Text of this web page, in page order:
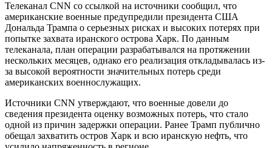
Телеканал CNN со ссылкой на источники сообщил, что
американские военные предупредили президента США
Дональда Трампа о серьезных рисках и высоких потерях при
попытке захвата иранского острова Харк. По данным
телеканала, план операции разрабатывался на протяжении
нескольких месяцев, однако его реализация откладывалась из-
за высокой вероятности значительных потерь среди
американских военнослужащих.
Источники CNN утверждают, что военные довели до
сведения президента оценку возможных потерь, что стало
одной из причин задержки операции. Ранее Трамп публично
обещал захватить остров Харк и всю иранскую нефть, что